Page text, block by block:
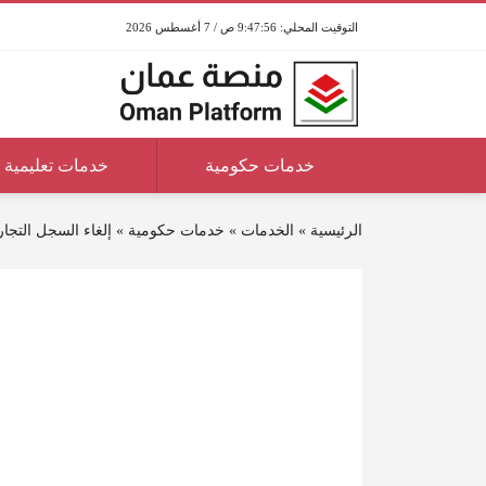
9:47:56 ص / 7 أغسطس 2026
خدمات حكومية خدمات تعليمية
الرئيسية » الخدمات » خدمات حكومية » إلغاء السجل